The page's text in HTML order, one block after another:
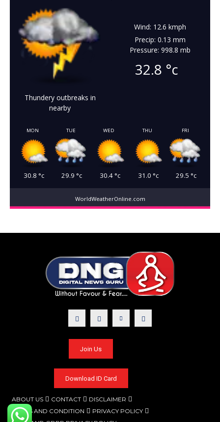
Thundery outbreaks in
nearby
Wind: 12.6 kmph
Precip: 0.13 mm
Pressure: 998.8 mb
32.8 °c
MON
30.8 °c
TUE
29.9 °c
WED
30.4°c
THU
31.0 °c
FRI
29.5 °c
WorldWeatherOnline.com
Join Us
Download ID Card
ABOUT US CONTACT
DISCLAIMER
TERMS AND CONDITION
PRIVACY POLICY